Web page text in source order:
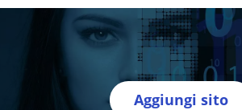
Aggiungi sito